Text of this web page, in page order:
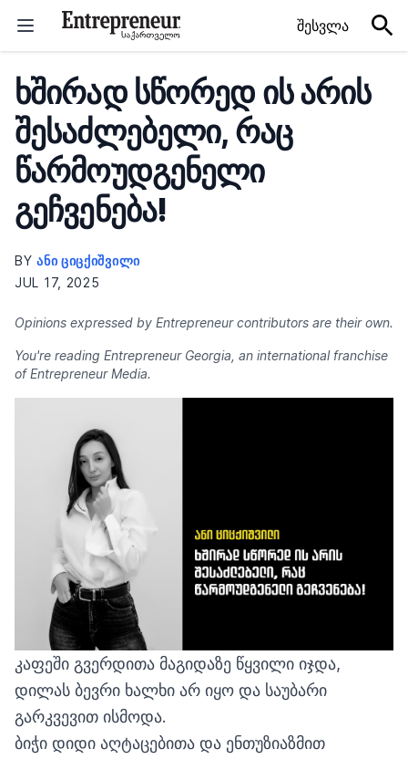
შესვლა
ხშირად სწორედ ის არის
შესაძლებელი, რაც
წარმოუდგენელი
გეჩვენება!
BYᲐᲜᲘ ᲪᲘᲪᲥᲘᲨᲕᲘᲚᲘ
JUL 17, 2025
Opinions expressed by Entrepreneur contributors are their own.
You're reading Entrepreneur Georgia, an international franchise
of Entrepreneur Media.
კაფეში გვერდითა მაგიდაზე წყვილი იჯდა,
დილას ბევრი ხალხი არ იყო და საუბარი
გარკვევით ისმოდა.
ბიჭი დიდი აღტაცებითა და ენთუზიაზმით